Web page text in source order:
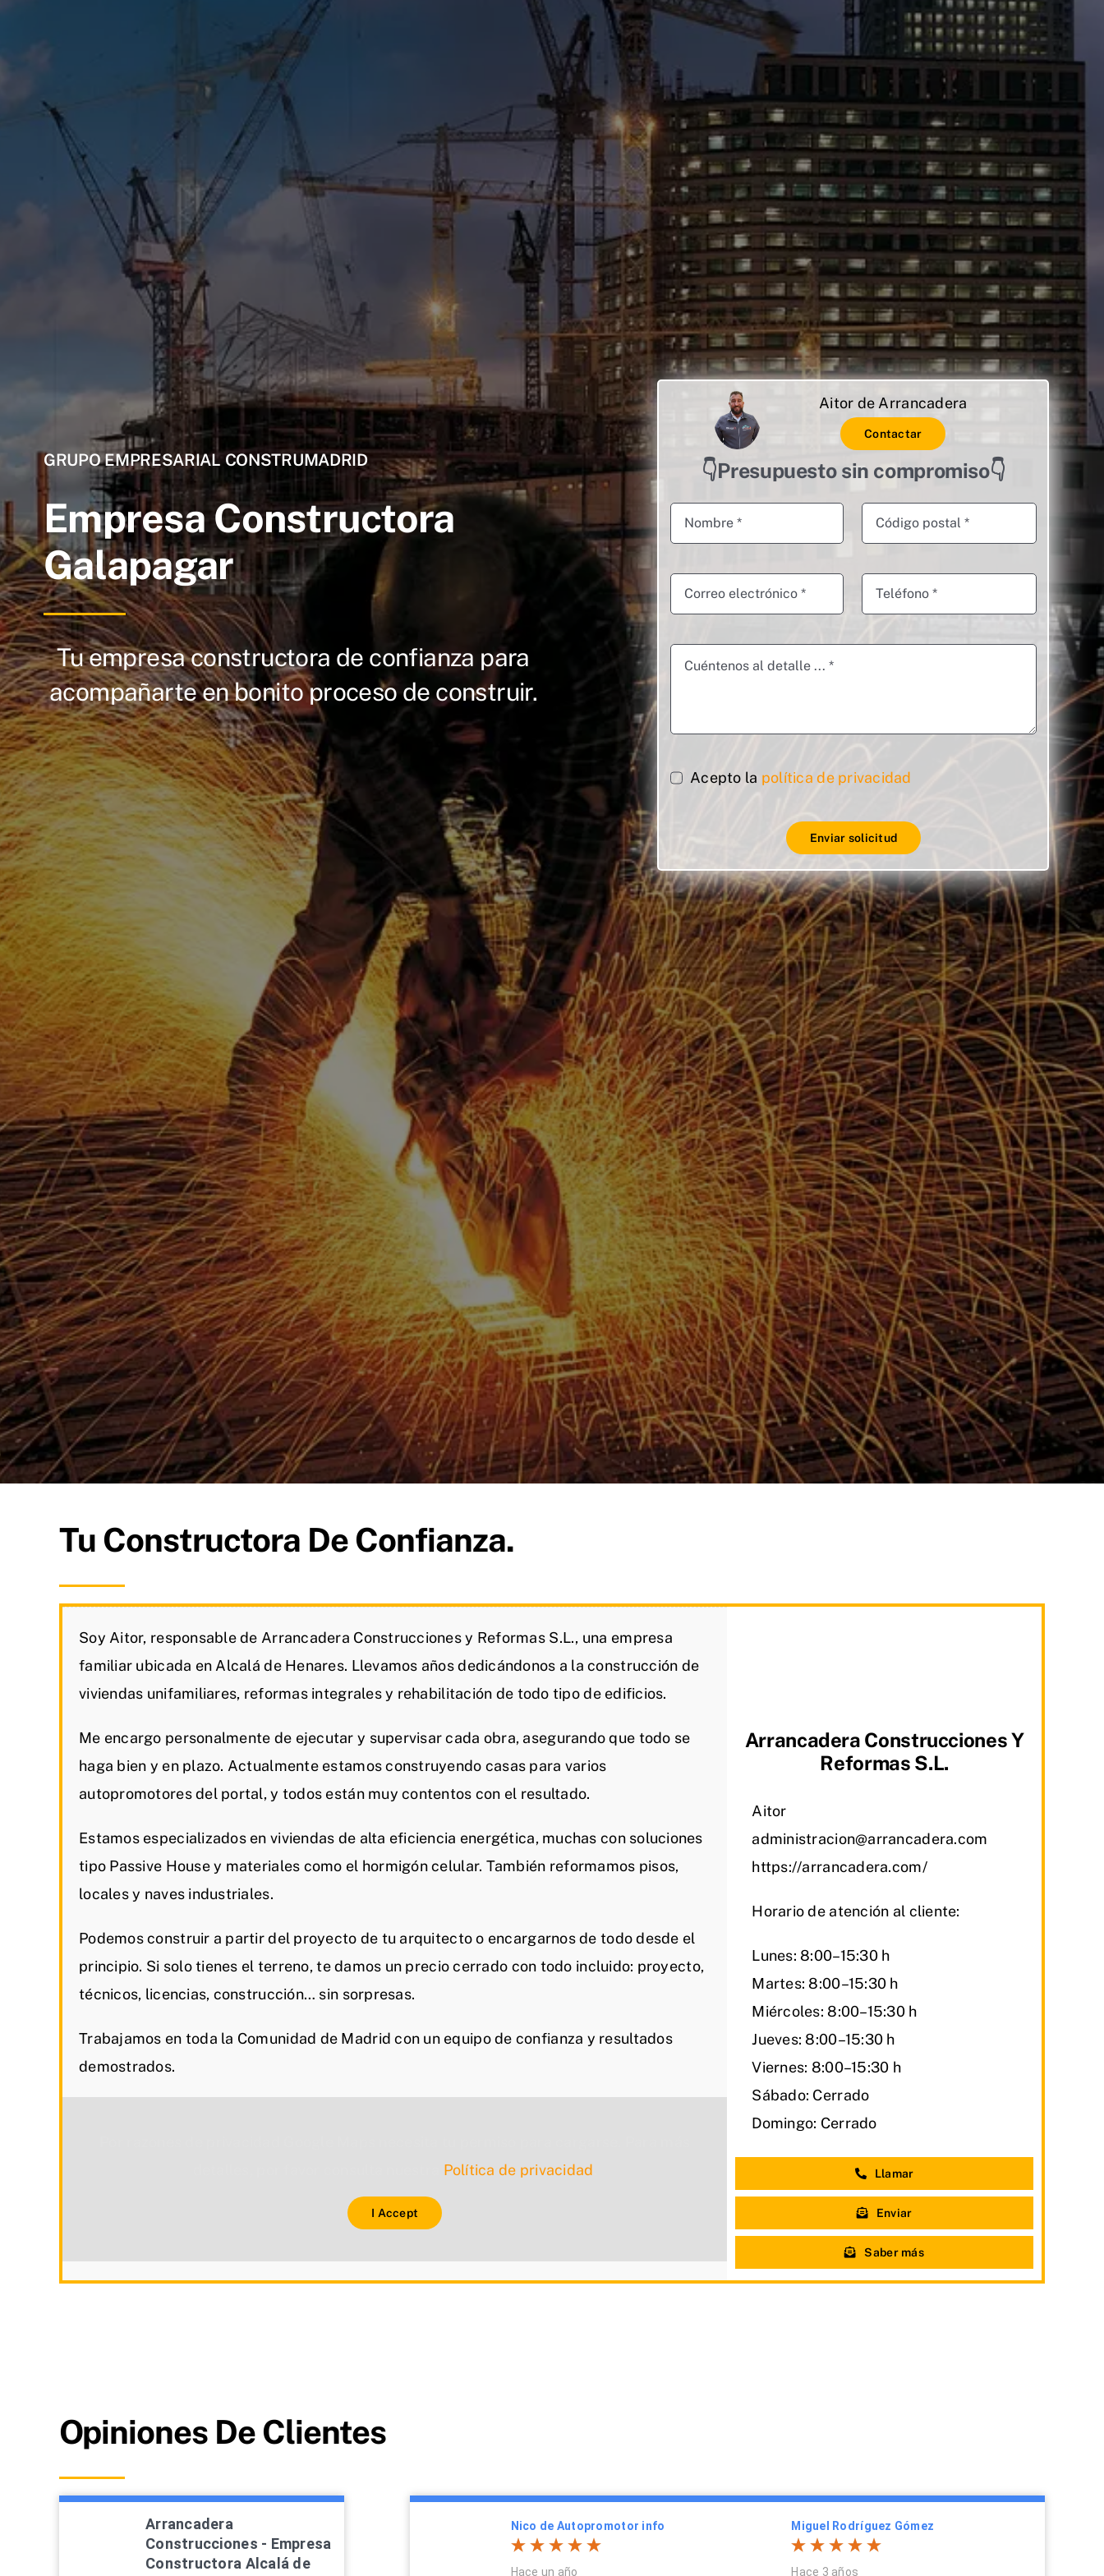
GRUPO EMPRESARIAL CONSTRUMADRID
Empresa Constructora
Galapagar
Tu empresa constructora de confianza para
acompañarte en bonito proceso de construir.
Aitor de Arrancadera
Contactar
👇Presupuesto sin compromiso👇
Acepto la política de privacidad
Enviar solicitud
Tu Constructora De Confianza.
Soy Aitor, responsable de Arrancadera Construcciones y Reformas S.L., una empresa
familiar ubicada en Alcalá de Henares. Llevamos años dedicándonos a la construcción de
viviendas unifamiliares, reformas integrales y rehabilitación de todo tipo de edificios.
Me encargo personalmente de ejecutar y supervisar cada obra, asegurando que todo se
haga bien y en plazo. Actualmente estamos construyendo casas para varios
autopromotores del portal, y todos están muy contentos con el resultado.
Estamos especializados en viviendas de alta eficiencia energética, muchas con soluciones
tipo Passive House y materiales como el hormigón celular. También reformamos pisos,
locales y naves industriales.
Podemos construir a partir del proyecto de tu arquitecto o encargarnos de todo desde el
principio. Si solo tienes el terreno, te damos un precio cerrado con todo incluido: proyecto,
técnicos, licencias, construcción… sin sorpresas.
Trabajamos en toda la Comunidad de Madrid con un equipo de confianza y resultados
demostrados.
Política de privacidad
I Accept
Arrancadera Construcciones Y
Reformas S.L.
Aitor
administracion@arrancadera.com
https://arrancadera.com/
Horario de atención al cliente:
Lunes: 8:00–15:30 h
Martes: 8:00–15:30 h
Miércoles: 8:00–15:30 h
Jueves: 8:00–15:30 h
Viernes: 8:00–15:30 h
Sábado: Cerrado
Domingo: Cerrado
Llamar
Enviar
Saber más
Opiniones De Clientes
Arrancadera
Construcciones - Empresa
Constructora Alcalá de
Nico de Autopromotor info
Hace un año
Miguel Rodríguez Gómez
Hace 3 años